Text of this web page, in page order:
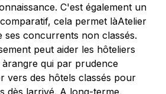
C'est également un
cela permet làAtelier
ses concurrents non classés.
peut aider les hôteliers
qui par prudence
vers des hôtels classés pour